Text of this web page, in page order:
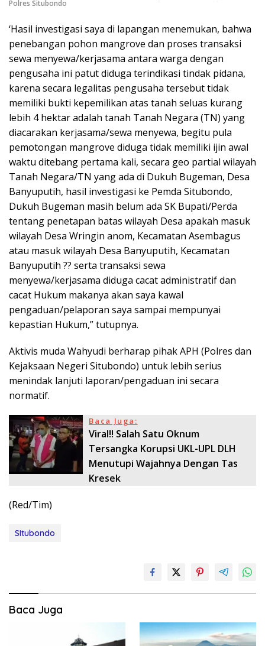
Polres Situbondo
‘Hasil investigasi saya di lapangan menemukan, bahwa
penebangan pohon mangrove dan proses transaksi
sewa menyewa/kerjasama antara warga dengan
pengusaha ini patut diduga terindikasi tindak pidana,
karena secara legalitas pengusaha tersebut tidak
memiliki bukti kepemilikan atas tanah seluas kurang
lebih 4 hektar adalah tanah Tanah Negara (TN) yang
diacarakan kerjasama/sewa menyewa, begitu pula
pemotongan mangrove diduga tidak memiliki ijin awal
waktu ditebang pertama kali, secara geo partial wilayah
Tanah Negara/TN yang ada di Dukuh Bugeman, Desa
Banyuputih, hasil investigasi ke Pemda Situbondo,
Dukuh Bugeman masih belum ada SK Bupati/Perda
tentang penetapan batas wilayah Desa apakah masuk
wilayah Desa Wringin anom, Kecamatan Asembagus
atau masuk wilayah Desa Banyuputih, Kecamatan
Banyuputih ?? serta transaksi sewa
menyewa/kerjasama diduga cacat administratif dan
cacat Hukum makanya akan saya kawal
pengaduan/pelaporan saya sampai mempunyai
kepastian Hukum,” tutupnya.
Aktivis muda Wahyudi berharap pihak APH (Polres dan
Kejaksaan Negeri Situbondo) untuk lebih serius
menindak lanjuti laporan/pengaduan ini secara
normatif.
Baca Juga:
Viral!! Salah Satu Oknum
Tersangka Korupsi UKL-UPL DLH
Menutupi Wajahnya Dengan Tas
Kresek
(Red/Tim)
SItubondo
Baca Juga